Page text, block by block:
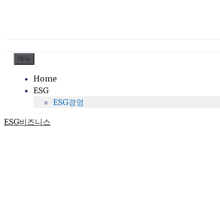
너
뛰
메뉴
Home
ESG
ESG경영
ESG비즈니스